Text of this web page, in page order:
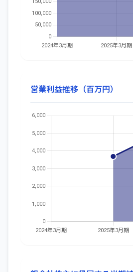
営業利益推移（百万円）